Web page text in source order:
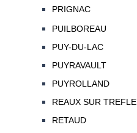
PRIGNAC
PUILBOREAU
PUY-DU-LAC
PUYRAVAULT
PUYROLLAND
REAUX SUR TREFLE
RETAUD